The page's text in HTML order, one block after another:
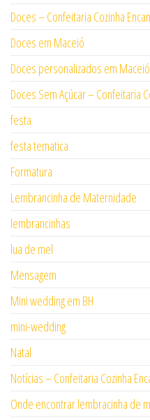
Doces – Confeitaria Cozinha
Doces em Maceió
Doces personalizados em Maceió
Doces Sem Açúcar – Confeitaria
festa
festa tematica
Formatura
Lembrancinha de Maternidade
lembrancinhas
lua de mel
Mensagem
Mini wedding em BH
mini-wedding
Natal
Notícias – Confeitaria Cozinha
Onde encontrar lembracinha de